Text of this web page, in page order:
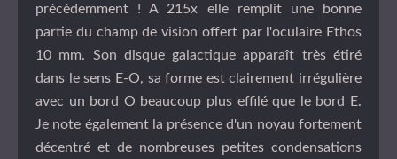
précédemment ! A 215x elle remplit une bonne
partie du champ de vision offert par l'oculaire Ethos
10 mm. Son disque galactique apparaît très étiré
dans le sens E-O, sa forme est clairement irrégulière
avec un bord O beaucoup plus effilé que le bord E.
Je note également la présence d'un noyau fortement
décentré et de nombreuses petites condensations